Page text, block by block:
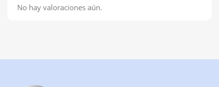
No hay valoraciones aún.